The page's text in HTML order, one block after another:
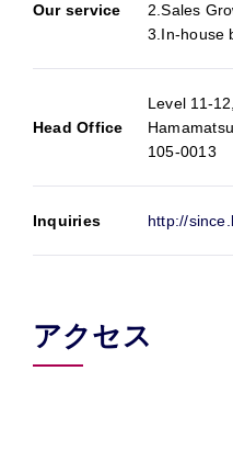
Our service
2.Sales
3.In-house
Head Office
Level 11-
105-0013
Inquiries http://
アクセス